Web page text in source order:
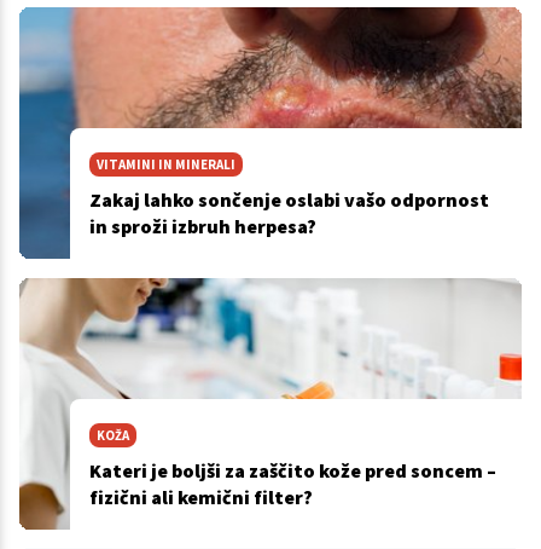
VITAMINI IN MINERALI
Zakaj lahko sončenje oslabi vašo odpornost
in sproži izbruh herpesa?
KOŽA
Kateri je boljši za zaščito kože pred soncem –
fizični ali kemični filter?